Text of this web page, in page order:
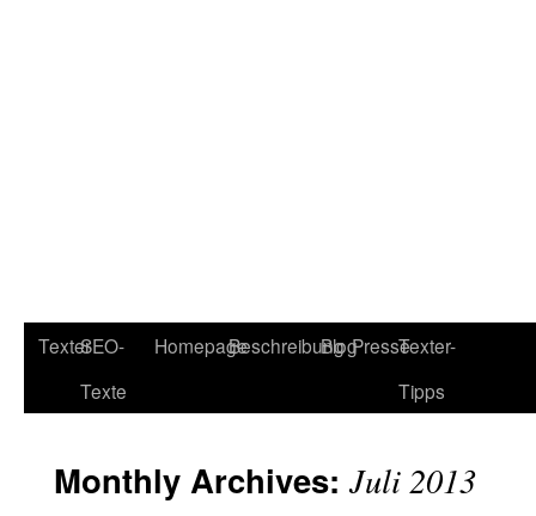
TexterSEO-
Texte
HomepageBeschreibung
BlogPresseTexter-
Tipps
Monthly Archives:Juli 2013